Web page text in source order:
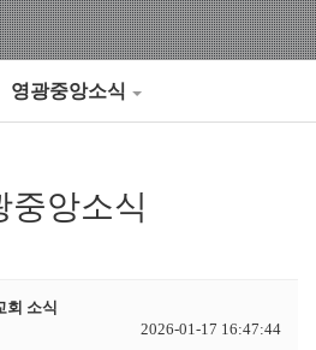
영광중앙소식
중앙소식
회 소식
2026-01-17 16:47:44